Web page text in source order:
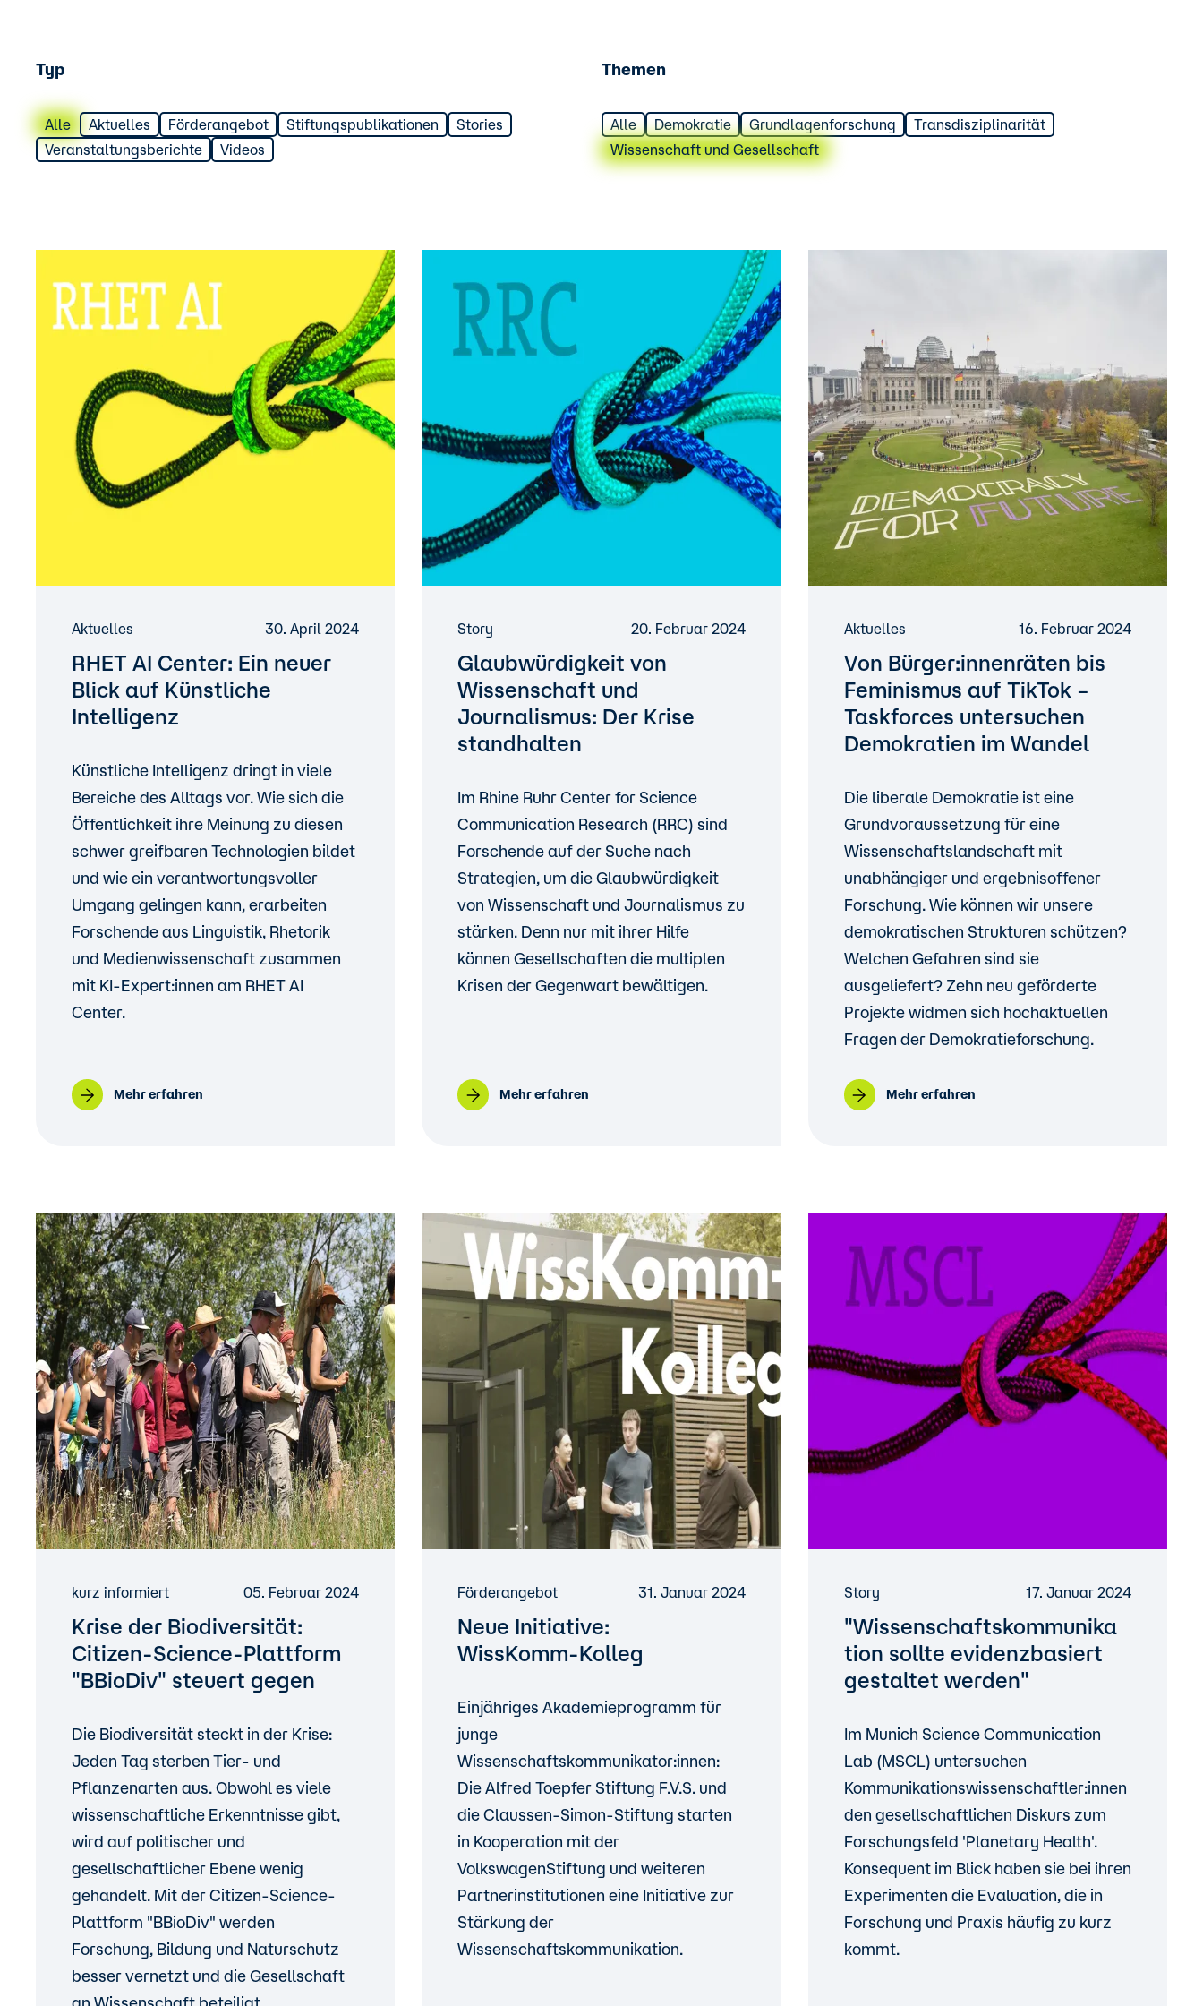
Typ
Alle Aktuelles Förderangebot Stiftungspublikationen
Stories
Veranstaltungsberichte
Videos
Themen
Alle Demokratie Grundlagenforschung
Transdisziplinarität
Wissenschaft und Gesellschaft
Aktuelles 30. April 2024
RHET AI Center: Ein neuer
Blick auf Künstliche
Intelligenz
Künstliche Intelligenz dringt in viele
Bereiche des Alltags vor. Wie sich die
Öffentlichkeit ihre Meinung zu diesen
schwer greifbaren Technologien bildet
und wie ein verantwortungsvoller
Umgang gelingen kann, erarbeiten
Forschende aus Linguistik, Rhetorik
und Medienwissenschaft zusammen
mit KI-Expert:innen am RHET AI
Center.
Mehr erfahren
Story 20. Februar 2024
Glaubwürdigkeit von
Wissenschaft und
Journalismus: Der Krise
standhalten
Im Rhine Ruhr Center for Science
Communication Research (RRC) sind
Forschende auf der Suche nach
Strategien, um die Glaubwürdigkeit
von Wissenschaft und Journalismus zu
stärken. Denn nur mit ihrer Hilfe
können Gesellschaften die multiplen
Krisen der Gegenwart bewältigen.
Mehr erfahren
Aktuelles 16. Februar 2024
Von Bürger:innenräten bis
Feminismus auf TikTok –
Taskforces untersuchen
Demokratien im Wandel
Die liberale Demokratie ist eine
Grundvoraussetzung für eine
Wissenschaftslandschaft mit
unabhängiger und ergebnisoffener
Forschung. Wie können wir unsere
demokratischen Strukturen schützen?
Welchen Gefahren sind sie
ausgeliefert? Zehn neu geförderte
Projekte widmen sich hochaktuellen
Fragen der Demokratieforschung.
Mehr erfahren
kurz informiert 05. Februar 2024
Krise der Biodiversität:
Citizen-Science-Plattform
"BBioDiv" steuert gegen
Die Biodiversität steckt in der Krise:
Jeden Tag sterben Tier- und
Pflanzenarten aus. Obwohl es viele
wissenschaftliche Erkenntnisse gibt,
wird auf politischer und
gesellschaftlicher Ebene wenig
gehandelt. Mit der Citizen-Science-
Plattform "BBioDiv" werden
Forschung, Bildung und Naturschutz
besser vernetzt und die Gesellschaft
an Wissenschaft beteiligt.
Förderangebot 31. Januar 2024
Neue Initiative:
WissKomm-Kolleg
Einjähriges Akademieprogramm für
junge
Wissenschaftskommunikator:innen:
Die Alfred Toepfer Stiftung F.V.S. und
die Claussen-Simon-Stiftung starten
in Kooperation mit der
VolkswagenStiftung und weiteren
Partnerinstitutionen eine Initiative zur
Stärkung der
Wissenschaftskommunikation.
Story 17. Januar 2024
"Wissenschaftskommunika
tion sollte evidenzbasiert
gestaltet werden"
Im Munich Science Communication
Lab (MSCL) untersuchen
Kommunikationswissenschaftler:innen
den gesellschaftlichen Diskurs zum
Forschungsfeld 'Planetary Health'.
Konsequent im Blick haben sie bei ihren
Experimenten die Evaluation, die in
Forschung und Praxis häufig zu kurz
kommt.